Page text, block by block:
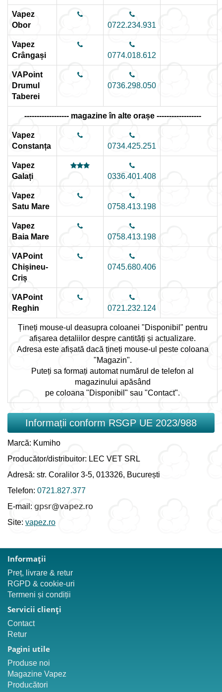
Vapez
Obor
0722.234.931
Vapez
Crângași
0774.018.612
VAPoint
Drumul
Taberei
0736.298.050
------------------ magazine în alte orașe ------------------
Vapez
Constanța
0734.425.251
Vapez
Galați
0336.401.408
Vapez
Satu Mare
0758.413.198
Vapez
Baia Mare
0758.413.198
VAPoint
Chișineu-
Criș
0745.680.406
VAPoint
Reghin
0721.232.124
Țineți mouse-ul deasupra coloanei "Disponibil" pentru
afișarea detaliilor despre cantități și actualizare.
Adresa este afișată dacă țineți mouse-ul peste coloana
"Magazin".
Puteți sa formați automat numărul de telefon al
magazinului apăsând
pe coloana "Disponibil" sau "Contact".
Informații conform RSGP UE 2023/988
Marcă: Kumiho
Producător/distribuitor: LEC VET SRL
Adresă: str. Coralilor 3-5, 013326, București
Telefon: 0721.827.377
E-mail:
Site: vapez.ro
Informaţii
Preț, livrare & retur
RGPD & cookie-uri
Termeni și condiții
Servicii clienţi
Contact
Retur
Pagini utile
Produse noi
Magazine Vapez
Producători